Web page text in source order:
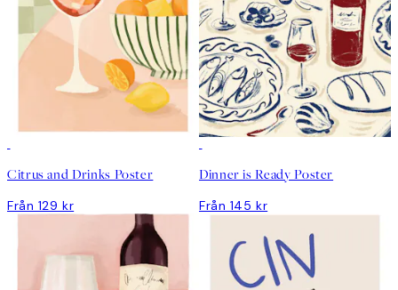
Citrus and Drinks Poster
Från 129 kr
Dinner is Ready Poster
Från 145 kr